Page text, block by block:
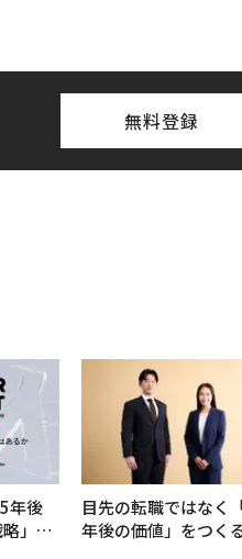
無料登録
年後
」は
目先の転職ではなく
年後の価値」をつく